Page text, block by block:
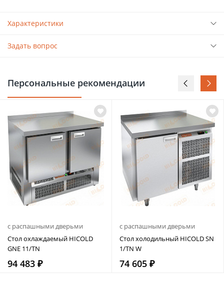
Характеристики
Задать вопрос
Персональные рекомендации
с распашными дверьми
Стол охлаждаемый HICOLD
GNE 11/TN
94 483 ₽
с распашными дверьми
Стол холодильный HICOLD SN
1/TN W
74 605 ₽